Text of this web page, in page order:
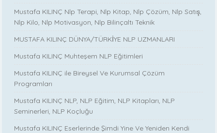
Mustafa KILINÇ Nlp Terapi, Nlp Kitap, Nlp Çözüm, Nlp Satış,
Nlp Kilo, Nlp Motivasyon, Nlp Bilinçaltı Teknik
MUSTAFA KILINÇ DÜNYA/TÜRKİYE NLP UZMANLARI
Mustafa KILINÇ Muhteşem NLP Eğitimleri
Mustafa KILINÇ ile Bireysel Ve Kurumsal Çözüm
Programları
Mustafa KILINÇ NLP, NLP Eğitim, NLP Kitapları, NLP
Seminerleri, NLP Koçluğu
Mustafa KILINÇ Eserlerinde Şimdi Yine Ve Yeniden Kendi